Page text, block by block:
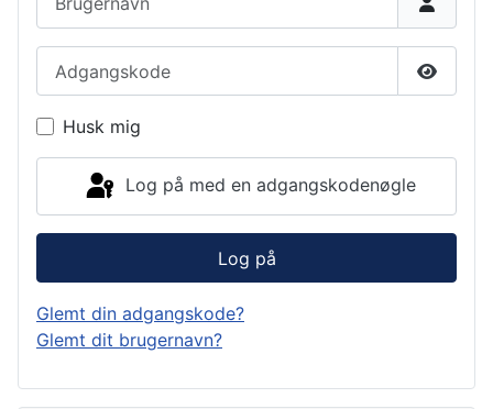
Vis
Husk mig
Log på med en adgangskodenøgle
Log på
Glemt din adgangskode?
Glemt dit brugernavn?